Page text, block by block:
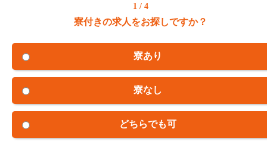
1 / 4
寮付きの求人をお探しですか？
寮あり
寮なし
どちらでも可